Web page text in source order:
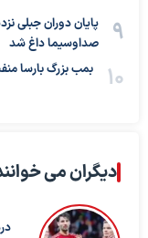
پایان دوران جبلی
صداوسیما داغ شد
بمب بزرگ بارسا
دیگران می